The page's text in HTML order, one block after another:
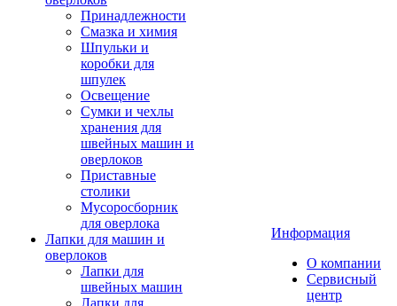
Принадлежности
Смазка и химия
Шпульки и
коробки для
шпулек
Освещение
Сумки и чехлы
хранения для
швейных машин и
оверлоков
Приставные
столики
Мусоросборник
для оверлока
Лапки для машин и
оверлоков
Лапки для
швейных машин
Лапки для
Информация
О компании
Сервисный
центр